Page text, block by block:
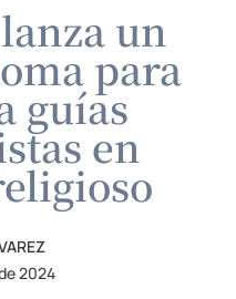
un
para
guías
en
2024